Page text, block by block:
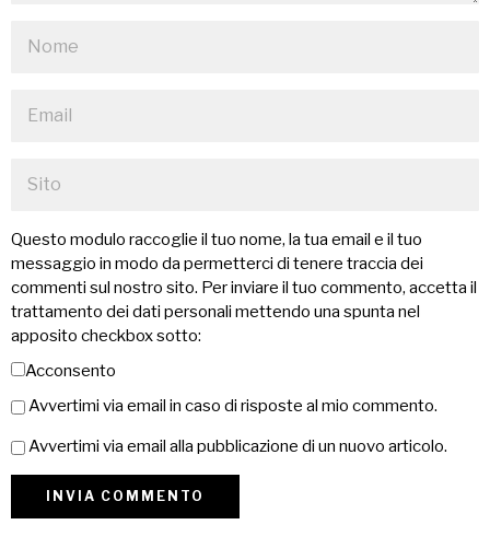
Questo modulo raccoglie il tuo nome, la tua email e il tuo
messaggio in modo da permetterci di tenere traccia dei
commenti sul nostro sito. Per inviare il tuo commento, accetta il
trattamento dei dati personali mettendo una spunta nel
apposito checkbox sotto:
Acconsento
Avvertimi via email in caso di risposte al mio commento.
Avvertimi via email alla pubblicazione di un nuovo articolo.